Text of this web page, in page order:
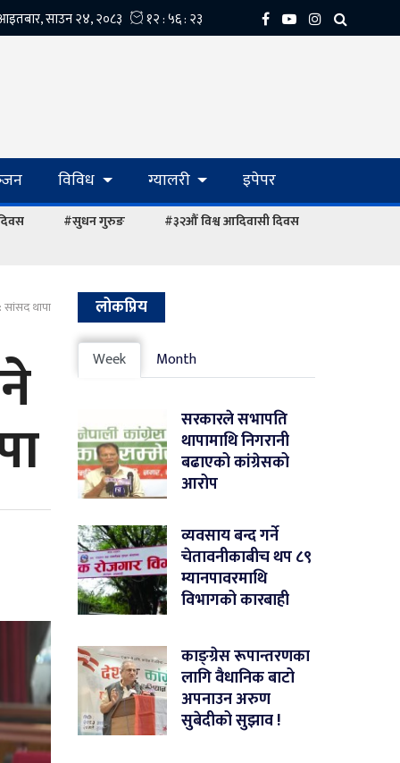
विविध ग्यालरी इपेपर
#सुधन गुरुङ #३२औं विश्व आदिवासी दिवस
सांसद थापा लोकप्रिय
Week Month
सरकारले सभापति
थापामाथि निगरानी
बढाएको कांग्रेसको
आरोप
व्यवसाय बन्द गर्ने
चेतावनीकाबीच थप ८९
म्यानपावरमाथि
विभागको कारबाही
काङ्ग्रेस रूपान्तरणका
लागि वैधानिक बाटो
अपनाउन अरुण
सुबेदीको सुझाव !